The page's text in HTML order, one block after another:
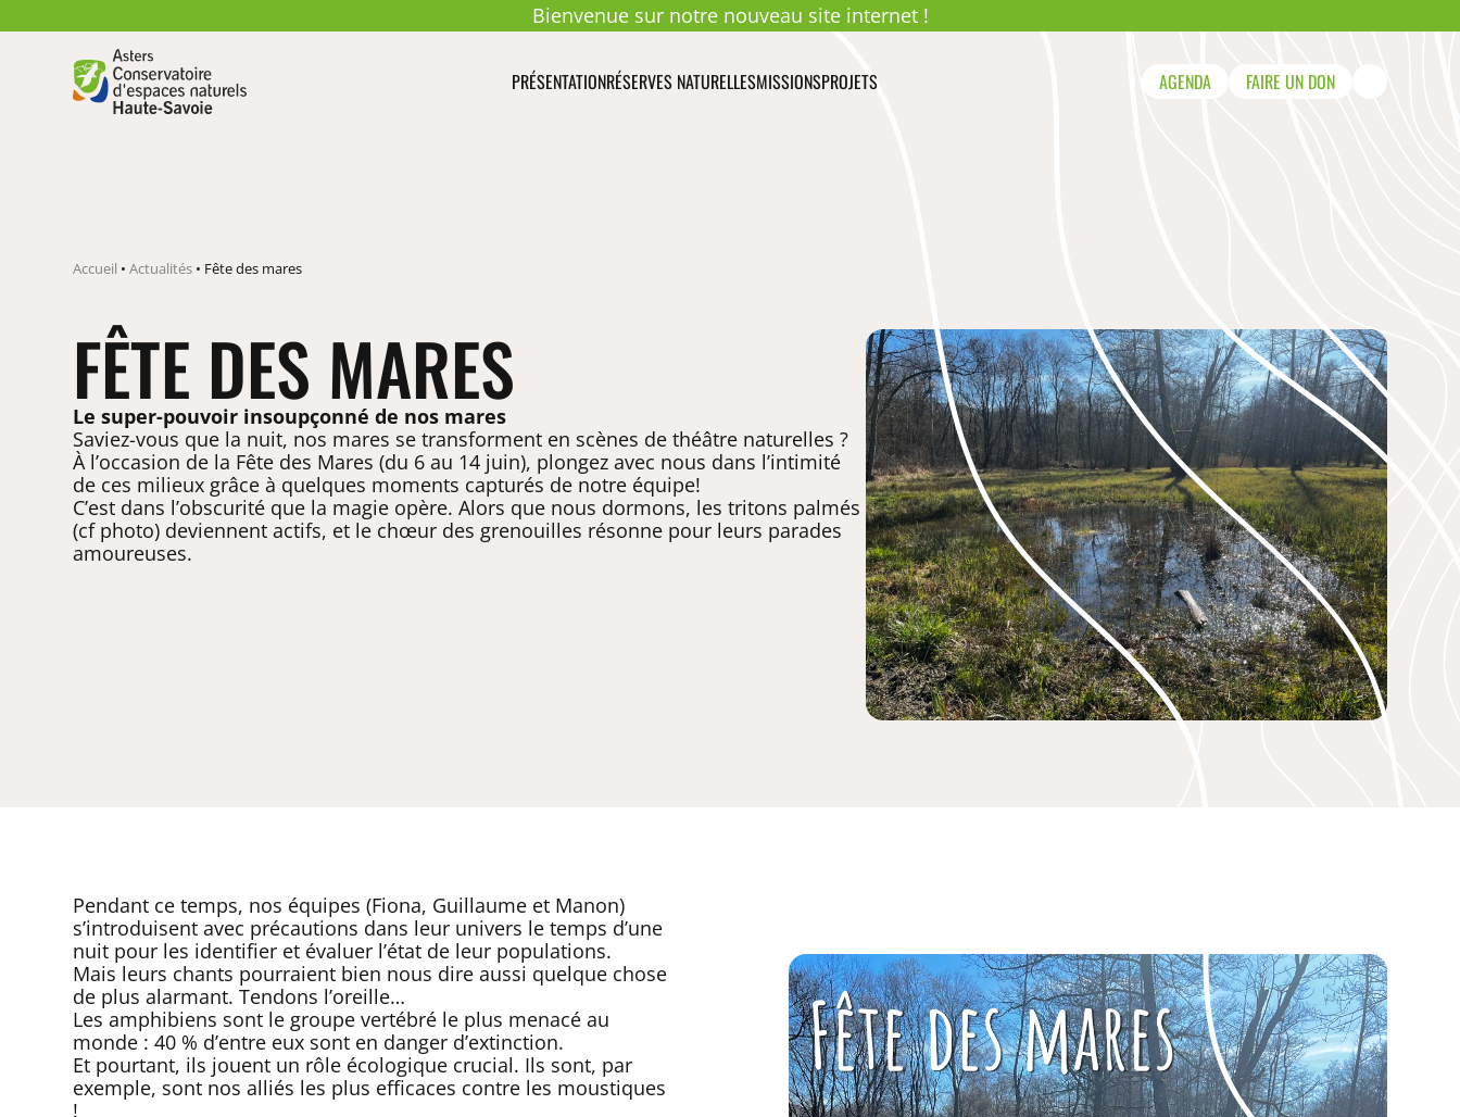
Bienvenue sur notre nouveau site internet !
PRÉSENTATIONRÉSERVES NATURELLESMISSIONSPROJETS AGENDA FAIRE UN DON
Accueil •Actualités • Fête des mares
FÊTE DES MARES
Le super-pouvoir insoupçonné de nos mares
Saviez-vous que la nuit, nos mares se transforment en scènes de théâtre naturelles ?
À l’occasion de la Fête des Mares (du 6 au 14 juin), plongez avec nous dans l’intimité
de ces milieux grâce à quelques moments capturés de notre équipe!
C’est dans l’obscurité que la magie opère. Alors que nous dormons, les tritons palmés
(cf photo) deviennent actifs, et le chœur des grenouilles résonne pour leurs parades
amoureuses.
Pendant ce temps, nos équipes (Fiona, Guillaume et Manon)
s’introduisent avec précautions dans leur univers le temps d’une
nuit pour les identifier et évaluer l’état de leur populations.
Mais leurs chants pourraient bien nous dire aussi quelque chose
de plus alarmant. Tendons l’oreille…
Les amphibiens sont le groupe vertébré le plus menacé au
monde : 40 % d’entre eux sont en danger d’extinction.
Et pourtant, ils jouent un rôle écologique crucial. Ils sont, par
exemple, sont nos alliés les plus efficaces contre les moustiques
!